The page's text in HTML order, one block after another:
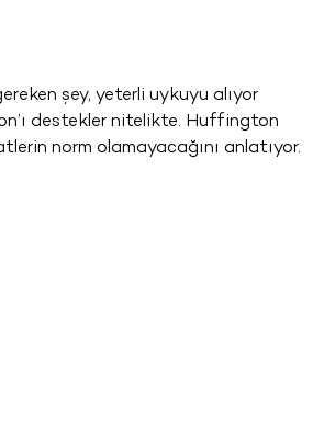
şey, yeterli uykuyu alıyor
destekler nitelikte. Huffington
norm olamayacağını anlatıyor.